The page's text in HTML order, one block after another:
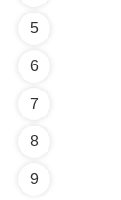
5
6
7
8
9